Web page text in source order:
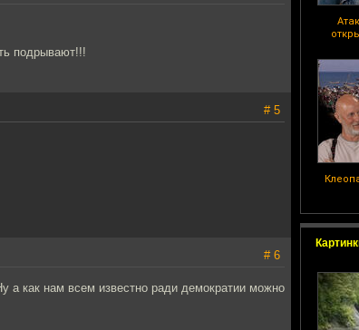
подрывают!!!
# 5
# 6
а как нам всем известно ради демократии можно